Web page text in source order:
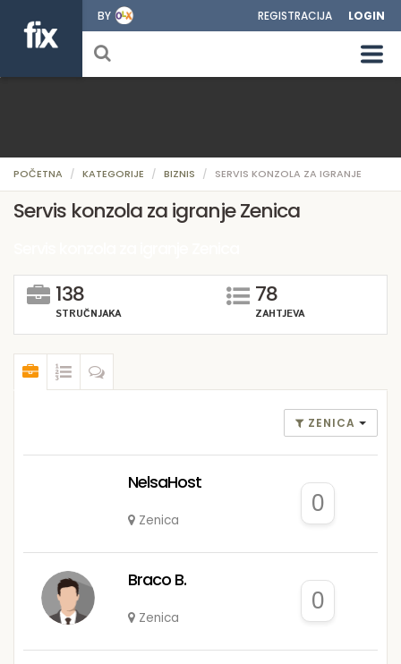
BY REGISTRACIJA LOGIN
POČETNA KATEGORIJE BIZNIS SERVIS KONZOLA ZA IGRANJE
Servis konzola za igranje Zenica
138
STRUČNJAKA
78
ZAHTJEVA
ZENICA
NelsaHost
Zenica
0
Braco B.
Zenica
0